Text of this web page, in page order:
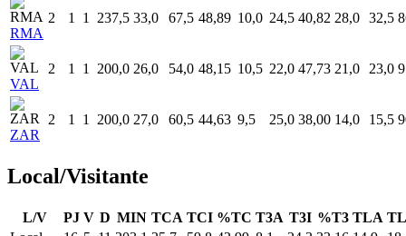
RMA
2 1 1 237,5 33,0 67,5 48,89 10,0 24,5 40,82 28,0 32,5
VAL
2 1 1 200,0 26,0 54,0 48,15 10,5 22,0 47,73 21,0 23,0
ZAR
2 1 1 200,0 27,0 60,5 44,63 9,5 25,0 38,00 14,0 15,5
Local/Visitante
L/V PJ V D MIN TCA TCI %TC T3A T3I %T3 TLA